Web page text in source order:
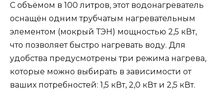
С объёмом в 100 литров, этот водонагреватель
оснащён одним трубчатым нагревательным
элементом (мокрый ТЭН) мощностью 2,5 кВт,
что позволяет быстро нагревать воду. Для
удобства предусмотрены три режима нагрева,
которые можно выбирать в зависимости от
ваших потребностей: 1,5 кВт, 2,0 кВт и 2,5 кВт.